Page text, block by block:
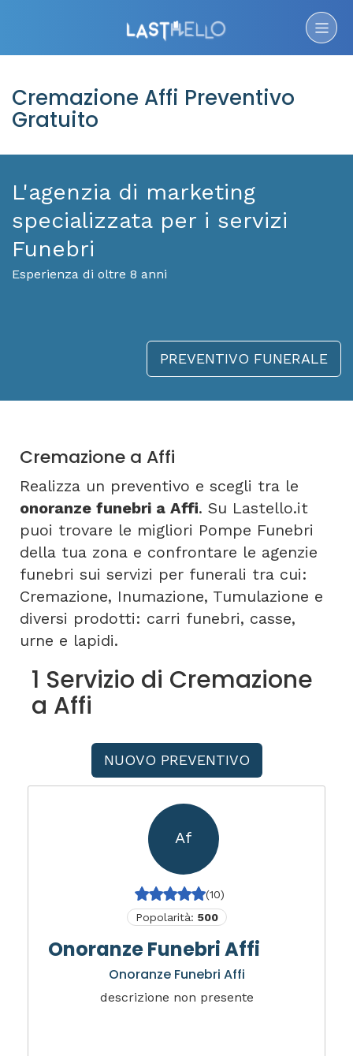
Cremazione Affi Preventivo
Gratuito
L'agenzia di marketing
specializzata per i servizi
Funebri
Esperienza di oltre 8 anni
PREVENTIVO FUNERALE
Cremazione a Affi
Realizza un preventivo e scegli tra le
onoranze funebri a Affi. Su Lastello.it
puoi trovare le migliori Pompe Funebri
della tua zona e confrontare le agenzie
funebri sui servizi per funerali tra cui:
Cremazione, Inumazione, Tumulazione e
diversi prodotti: carri funebri, casse,
urne e lapidi.
1 Servizio di Cremazione
a Affi
NUOVO PREVENTIVO
Af
(10)
Popolarità: 500
Onoranze Funebri Affi
Onoranze Funebri Affi
descrizione non presente